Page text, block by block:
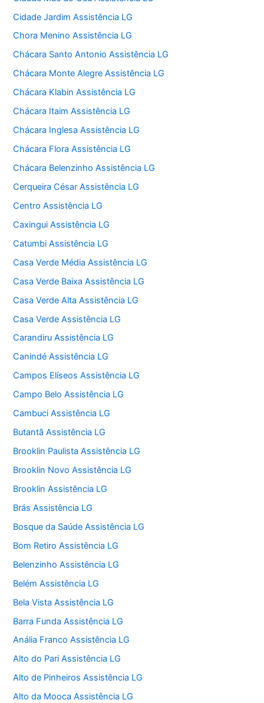
Cidade Jardim Assistência LG
Chora Menino Assistência LG
Chácara Santo Antonio Assistência LG
Chácara Monte Alegre Assistência LG
Chácara Klabin Assistência LG
Chácara Itaim Assistência LG
Chácara Inglesa Assistência LG
Chácara Flora Assistência LG
Chácara Belenzinho Assistência LG
Cerqueira César Assistência LG
Centro Assistência LG
Caxingui Assistência LG
Catumbi Assistência LG
Casa Verde Média Assistência LG
Casa Verde Baixa Assistência LG
Casa Verde Alta Assistência LG
Casa Verde Assistência LG
Carandiru Assistência LG
Canindé Assistência LG
Campos Elíseos Assistência LG
Campo Belo Assistência LG
Cambuci Assistência LG
Butantã Assistência LG
Brooklin Paulista Assistência LG
Brooklin Novo Assistência LG
Brooklin Assistência LG
Brás Assistência LG
Bosque da Saúde Assistência LG
Bom Retiro Assistência LG
Belenzinho Assistência LG
Belém Assistência LG
Bela Vista Assistência LG
Barra Funda Assistência LG
Anália Franco Assistência LG
Alto do Pari Assistência LG
Alto de Pinheiros Assistência LG
Alto da Mooca Assistência LG